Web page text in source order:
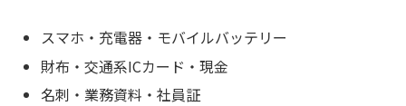
スマホ・充電器・モバイルバッテリー
財布・交通系ICカード・現金
名刺・業務資料・社員証